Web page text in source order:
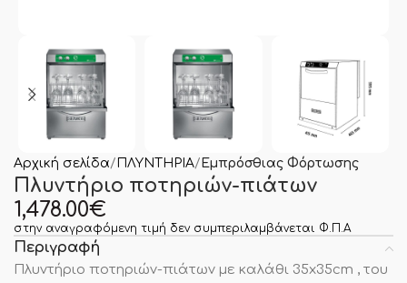
Αρχική σελίδα ΠΛΥΝΤΗΡΙΑ Εμπρόσθιας Φόρτωσης
Πλυντήριο ποτηριών-πιάτων
1,478.00€
στην αναγραφόμενη τιμή δεν συμπεριλαμβάνεται Φ.Π.Α
Περιγραφή
Πλυντήριο ποτηριών-πιάτων με καλάθι 35x35cm , του